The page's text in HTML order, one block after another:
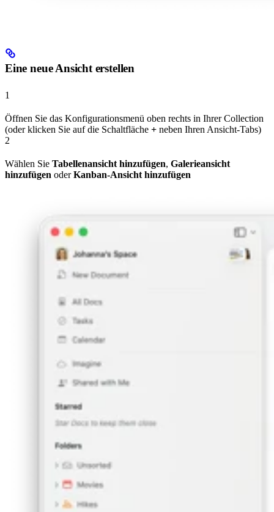
Eine neue Ansicht erstellen
1
Öffnen Sie das Konfigurationsmenü oben rechts in Ihrer Collection
(oder klicken Sie auf die Schaltfläche + neben Ihren Ansicht-Tabs)
2
Wählen Sie Tabellenansicht hinzufügen, Galerieansicht
hinzufügen oderKanban-Ansicht hinzufügen